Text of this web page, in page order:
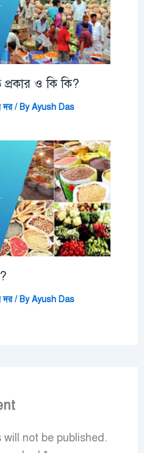
ও কি কি?
দর/ ByAyush Das
দর/ ByAyush Das
not be published.